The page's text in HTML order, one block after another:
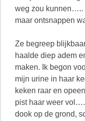
weg zou kunnen…..
maar ontsnappen
Ze begreep
haalde diep adem
maken. Ik begon
mijn urine in haar
keken raar en
pist haar weer
dook op de grond,